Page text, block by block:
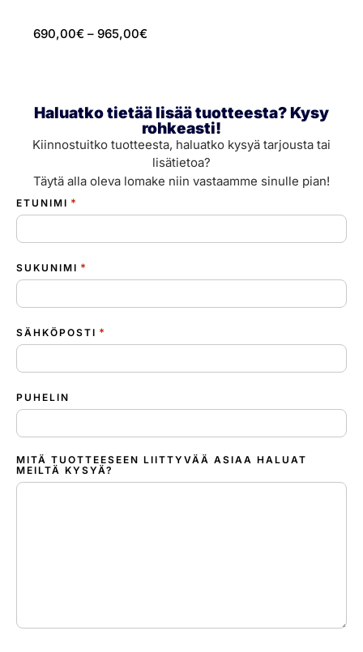
690,00€ – 965,00€
Haluatko tietää lisää tuotteesta? Kysy
rohkeasti!
Kiinnostuitko tuotteesta, haluatko kysyä tarjousta tai
lisätietoa?
Täytä alla oleva lomake niin vastaamme sinulle pian!
ETUNIMI *
SUKUNIMI *
SÄHKÖPOSTI *
PUHELIN
MITÄ TUOTTEESEEN LIITTYVÄÄ ASIAA HALUAT
MEILTÄ KYSYÄ?